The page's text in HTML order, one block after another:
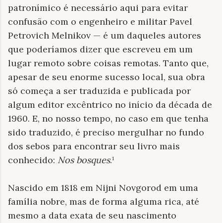
patronímico é necessário aqui para evitar
confusão com o engenheiro e militar Pavel
Petrovich Melnikov — é um daqueles autores
que poderíamos dizer que escreveu em um
lugar remoto sobre coisas remotas. Tanto que,
apesar de seu enorme sucesso local, sua obra
só começa a ser traduzida e publicada por
algum editor excêntrico no início da década de
1960. E, no nosso tempo, no caso em que tenha
sido traduzido, é preciso mergulhar no fundo
dos sebos para encontrar seu livro mais
conhecido: Nos bosques.¹
Nascido em 1818 em Nijni Novgorod em uma
família nobre, mas de forma alguma rica, até
mesmo a data exata de seu nascimento